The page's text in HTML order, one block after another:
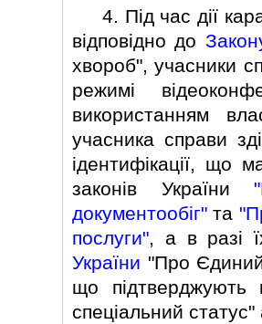
4. Пiд час дiї
вiдповiдно до
хвороб", учасники
режимi
використанням
учасника справи
iдентифiкацiї, що
законiв України
документообiг" та
послуги", а в разi
України "Про
що пiдтверджують
спецiальний